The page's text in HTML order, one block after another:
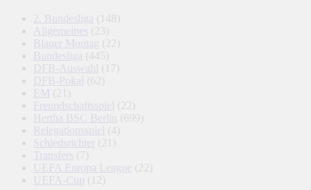
2. Bundesliga (148)
Allgemeines (23)
Blauer Montag (22)
Bundesliga (445)
DFB-Auswahl
(17)
DFB-Pokal (62)
EM (21)
Freundschaftsspiel (22)
Hertha BSC Berlin
(699)
Relegationsspiel (4)
Schiedsrichter
(21)
Transfers (7)
UEFA Europa League (22)
UEFA-Cup (12)